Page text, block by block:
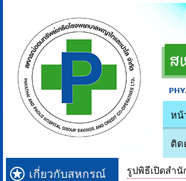
หน้
ติด
รูปพิธีเปิดสำ
เกี่ยวกับสหกรณ์